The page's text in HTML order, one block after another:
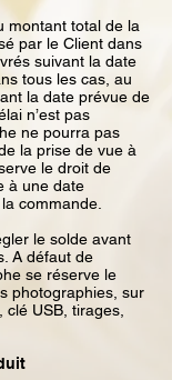
montant total de la
par le Client dans
suivant la date
tous les cas, au
la date prévue de
n’est pas
ne pourra pas
la prise de vue à
le droit de
à une date
commande.
le solde avant
A défaut de
se réserve le
photographies, sur
USB, tirages,